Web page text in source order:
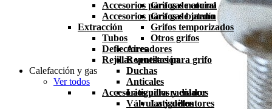
Accesorios para gas natural
Accesorios para gas butano
Extracción
Tubos
Deflectores
Rejillas ventilación
Calefacción y gas
Ver todos
Accesorios para radiador
Válvulas y detentores
Grifos de cocina
Grifos de jardín
Grifos temporizados
Otros grifos
Aireadores
Repuestos para grifo
Duchas
Anticales
Latiguillos y enlaces
Latiguillos